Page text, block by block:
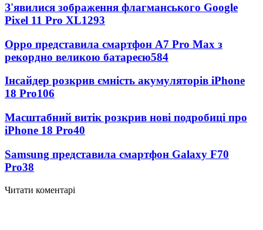
З'явилися зображення флагманського Google
Pixel 11 Pro XL1293
Oppo представила смартфон A7 Pro Max з
рекордно великою батареєю584
Інсайдер розкрив ємність акумуляторів iPhone
18 Pro106
Масштабний витік розкрив нові подробиці про
iPhone 18 Pro40
Samsung представила смартфон Galaxy F70
Pro38
Читати коментарі